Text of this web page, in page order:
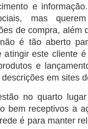
e
mas
de compra, além
é tão aberto
atingir este cliente
e
em sites
no quarto
bem receptivos a
é para manter